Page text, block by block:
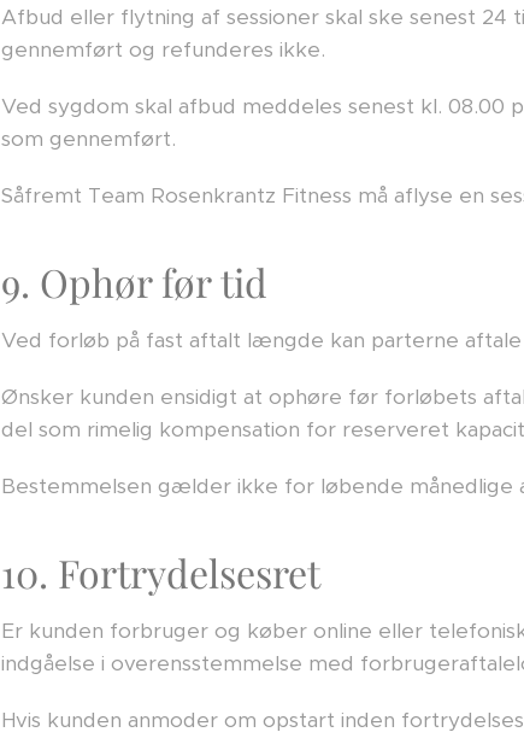
Afbud eller flytning af sessioner skal ske senest 24
gennemført og refunderes ikke.
Ved sygdom skal afbud meddeles senest kl. 08.00
som gennemført.
Såfremt Team Rosenkrantz Fitness må aflyse en
9. Ophør før tid
Ved forløb på fast aftalt længde kan parterne
Ønsker kunden ensidigt at ophøre før forløbets
del som rimelig kompensation for reserveret
Bestemmelsen gælder ikke for løbende månedlige
10. Fortrydelsesret
Er kunden forbruger og køber online eller
indgåelse i overensstemmelse med
Hvis kunden anmoder om opstart inden